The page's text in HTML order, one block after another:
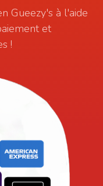
Gueezy's à l'aide
et
!